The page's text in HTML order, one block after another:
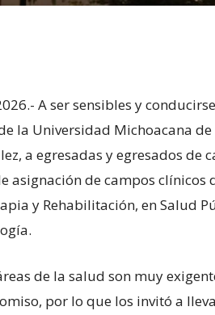
A ser sensibles y
la Universidad Michoacana de
a egresadas y egresados de
asignación de campos clínicos
y Rehabilitación, en Salud
de la salud son muy
por lo que los invitó a